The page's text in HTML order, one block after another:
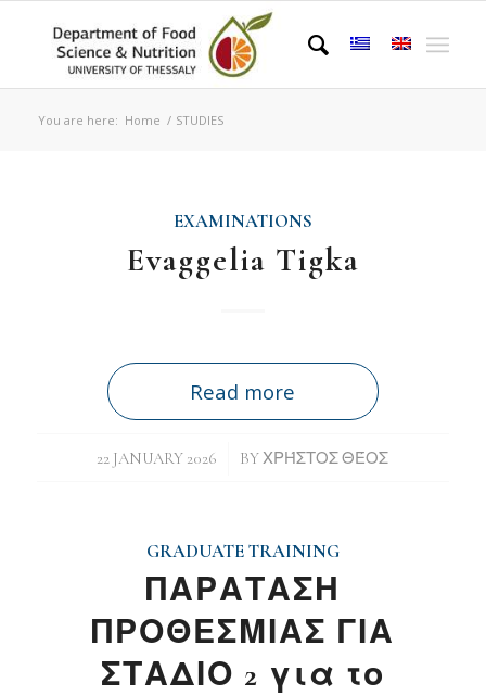
You are here: Home / STUDIES
EXAMINATIONS
Evaggelia Tigka
Read more
22 JANUARY 2026
/ BYΧΡΉΣΤΟΣ ΘΈΟΣ
GRADUATE TRAINING
ΠΑΡΑΤΑΣΗ
ΠΡΟΘΕΣΜΙΑΣ ΓΙΑ
ΣΤΑΔΙΟ 2 για το